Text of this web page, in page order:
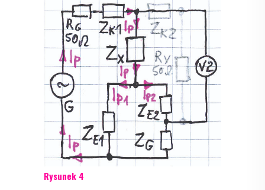
Rysunek 4